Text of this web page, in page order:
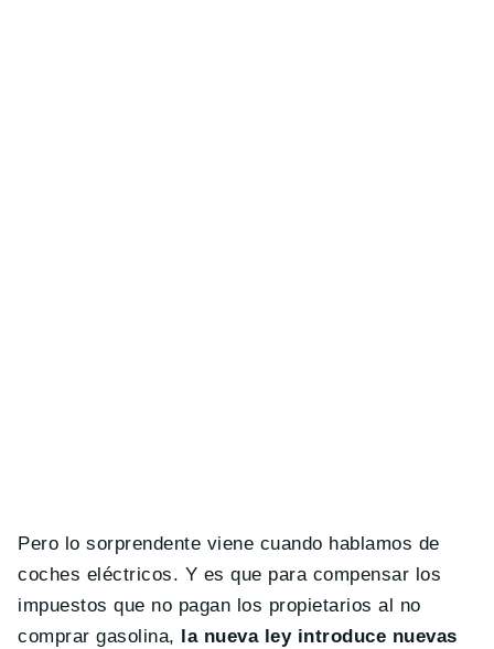
Pero lo sorprendente viene cuando hablamos de
coches eléctricos. Y es que para compensar los
impuestos que no pagan los propietarios al no
comprar gasolina, la nueva ley introduce nuevas